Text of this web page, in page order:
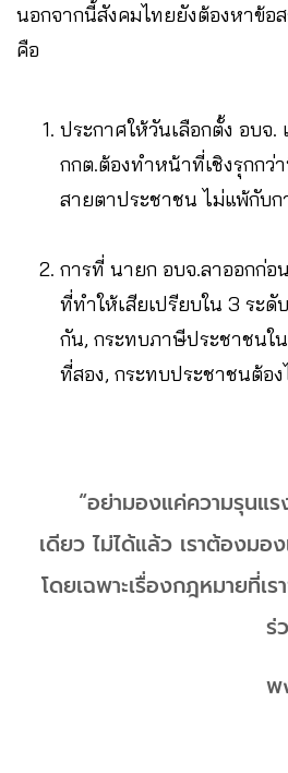
นอกจากนี้สังคมไทยยังต้องหาข้อส
คือ
ประกาศให้วันเลือกตั้ง อบจ.
กกต.ต้องทำหน้าที่เชิงรุกกว่
สายตาประชาชน ไม่แพ้กับก
การที่ นายก อบจ.ลาออกก่อ
ที่ทำให้เสียเปรียบใน 3 ระ
กัน, กระทบภาษีประชาชนใ
ที่สอง, กระทบประชาชนต้อง
“อย่ามองแค่ความรุนแ
เดียว ไม่ได้แล้ว เราต้องมอ
โดยเฉพาะเรื่องกฎหมายที่เ
ร่
พ